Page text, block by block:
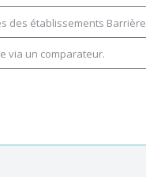
des établissements Barrière
via un comparateur.